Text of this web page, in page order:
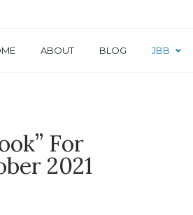
ABOUT BLOG JBB
For
2021